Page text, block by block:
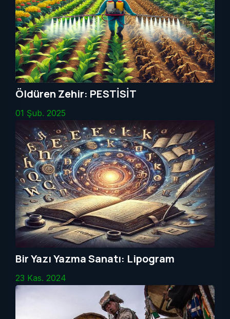
Öldüren Zehir: PESTİSİT
01 Şub. 2025
Bir Yazı Yazma Sanatı: Lipogram
23 Kas. 2024